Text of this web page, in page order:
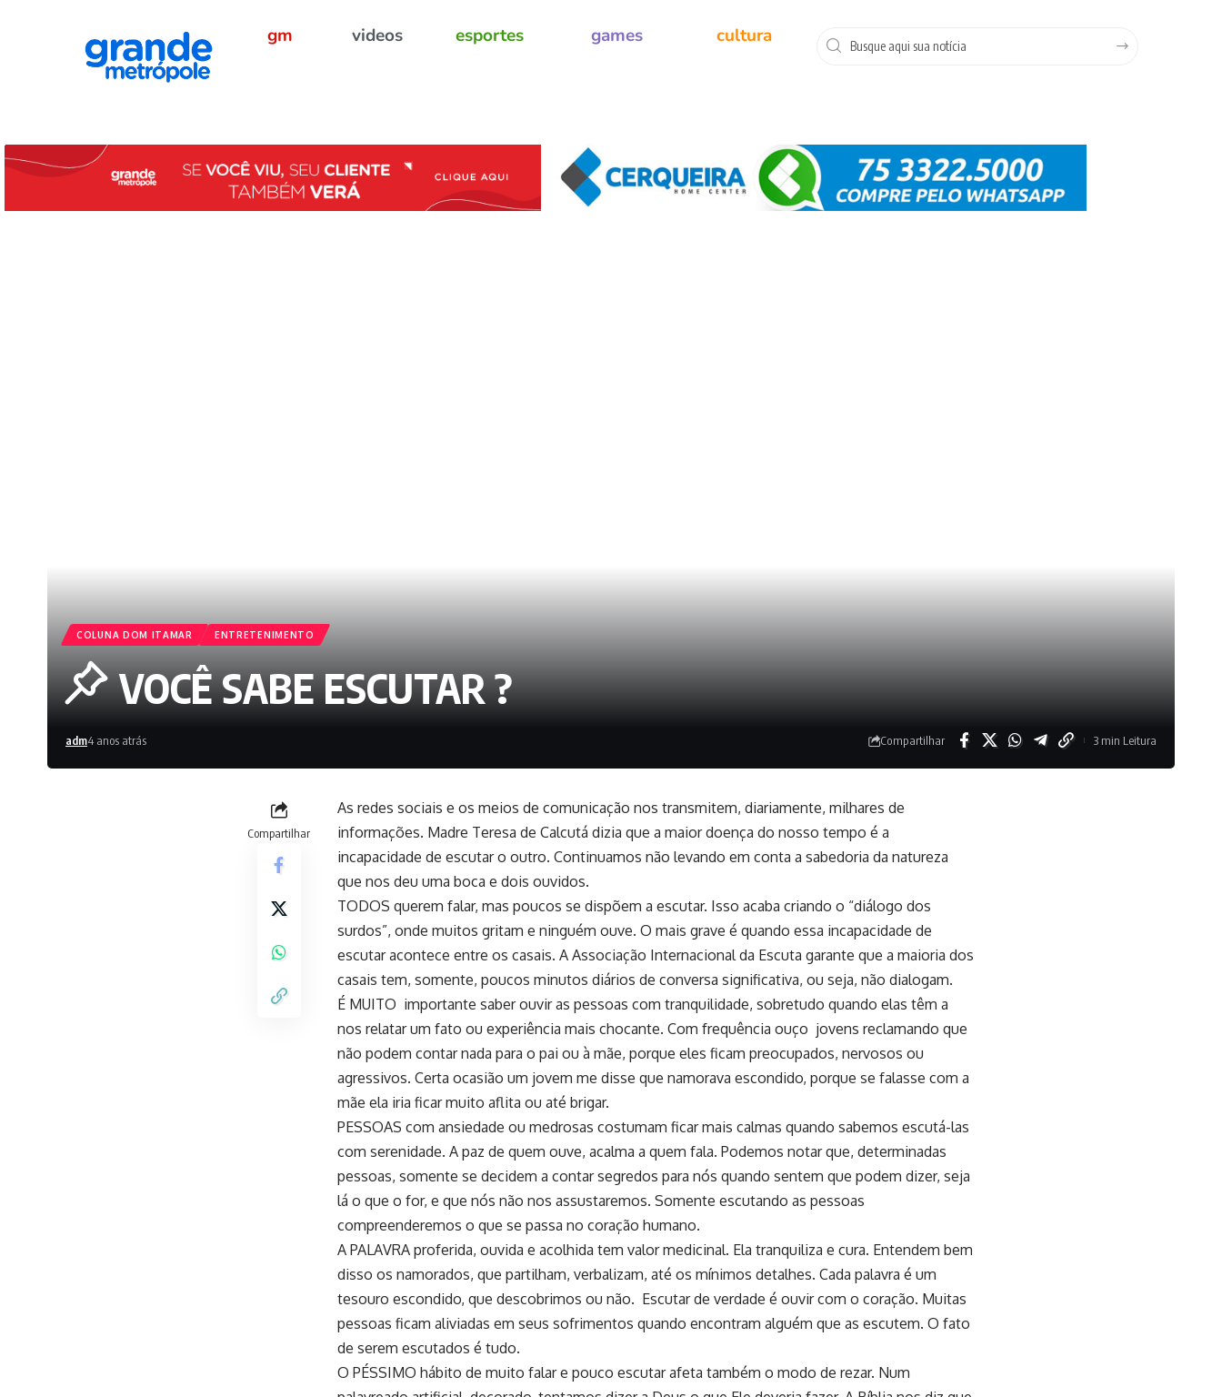
gm videos esportes games cultura
COLUNA DOM ITAMAR ENTRETENIMENTO
VOCÊ SABE ESCUTAR ?
adm4 anos atrás Compartilhar 3 min Leitura
Compartilhar
As redes sociais e os meios de comunicação nos transmitem, diariamente, milhares de
informações. Madre Teresa de Calcutá dizia que a maior doença do nosso tempo é a
incapacidade de escutar o outro. Continuamos não levando em conta a sabedoria da natureza
que nos deu uma boca e dois ouvidos.
TODOS querem falar, mas poucos se dispõem a escutar. Isso acaba criando o “diálogo dos
surdos”, onde muitos gritam e ninguém ouve. O mais grave é quando essa incapacidade de
escutar acontece entre os casais. A Associação Internacional da Escuta garante que a maioria dos
casais tem, somente, poucos minutos diários de conversa significativa, ou seja, não dialogam.
É MUITO importante saber ouvir as pessoas com tranquilidade, sobretudo quando elas têm a
nos relatar um fato ou experiência mais chocante. Com frequência ouço jovens reclamando que
não podem contar nada para o pai ou à mãe, porque eles ficam preocupados, nervosos ou
agressivos. Certa ocasião um jovem me disse que namorava escondido, porque se falasse com a
mãe ela iria ficar muito aflita ou até brigar.
PESSOAS com ansiedade ou medrosas costumam ficar mais calmas quando sabemos escutá-las
com serenidade. A paz de quem ouve, acalma a quem fala. Podemos notar que, determinadas
pessoas, somente se decidem a contar segredos para nós quando sentem que podem dizer, seja
lá o que o for, e que nós não nos assustaremos. Somente escutando as pessoas
compreenderemos o que se passa no coração humano.
A PALAVRA proferida, ouvida e acolhida tem valor medicinal. Ela tranquiliza e cura. Entendem bem
disso os namorados, que partilham, verbalizam, até os mínimos detalhes. Cada palavra é um
tesouro escondido, que descobrimos ou não. Escutar de verdade é ouvir com o coração. Muitas
pessoas ficam aliviadas em seus sofrimentos quando encontram alguém que as escutem. O fato
de serem escutados é tudo.
O PÉSSIMO hábito de muito falar e pouco escutar afeta também o modo de rezar. Num